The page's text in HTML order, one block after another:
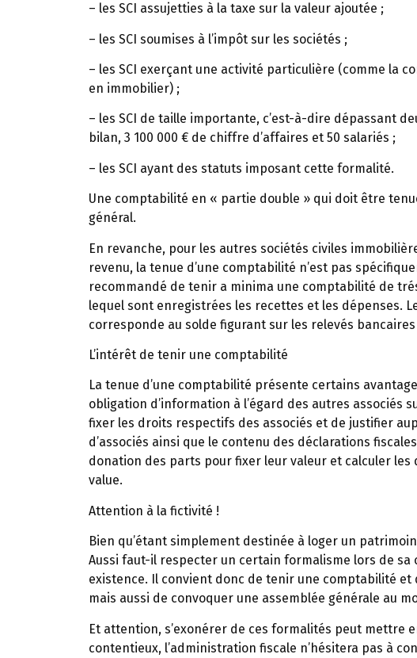
– les SCI assujetties à la taxe sur la valeur ajoutée ;
– les SCI soumises à l’impôt sur les sociétés ;
– les SCI exerçant une activité particulière (comme la
en immobilier) ;
– les SCI de taille importante, c’est-à-dire dépassant
bilan, 3 100 000 € de chiffre d’affaires et 50 salariés ;
– les SCI ayant des statuts imposant cette formalité.
Une comptabilité en « partie double » qui doit être
général.
En revanche, pour les autres sociétés civiles
revenu, la tenue d’une comptabilité n’est pas
recommandé de tenir a minima une comptabilité de
lequel sont enregistrées les recettes et les dépenses.
corresponde au solde figurant sur les relevés bancaires
L’intérêt de tenir une comptabilité
La tenue d’une comptabilité présente certains
obligation d’information à l’égard des autres associés
fixer les droits respectifs des associés et de justifier
d’associés ainsi que le contenu des déclarations
donation des parts pour fixer leur valeur et calculer
value.
Attention à la fictivité !
Bien qu’étant simplement destinée à loger un
Aussi faut-il respecter un certain formalisme lors de
existence. Il convient donc de tenir une comptabilité
mais aussi de convoquer une assemblée générale au
Et attention, s’exonérer de ces formalités peut mettre
contentieux, l’administration fiscale n’hésitera pas à